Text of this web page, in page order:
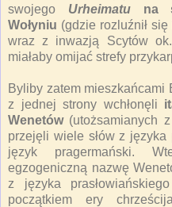
swojego Urheimatu na
Wołyniu (gdzie rozluźnił
wraz z inwazją Scytów
miałaby omijać strefy
Byliby zatem mieszkańcami
z jednej strony wchłonęli
Wenetów(utożsamianych z
przejęli wiele słów z języka
język pragermański.
egzogeniczną nazwę
z języka
początkiem ery